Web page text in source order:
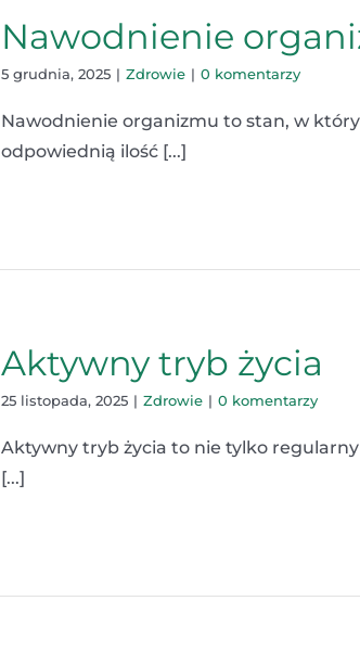
Nawodnienie
5 grudnia, 2025 | Zdrowie | 0 komentarzy
Nawodnienie organizmu to stan, w
odpowiednią ilość [...]
Aktywny tryb życia
25 listopada, 2025 | Zdrowie | 0 komentarzy
Aktywny tryb życia to nie tylko
[...]